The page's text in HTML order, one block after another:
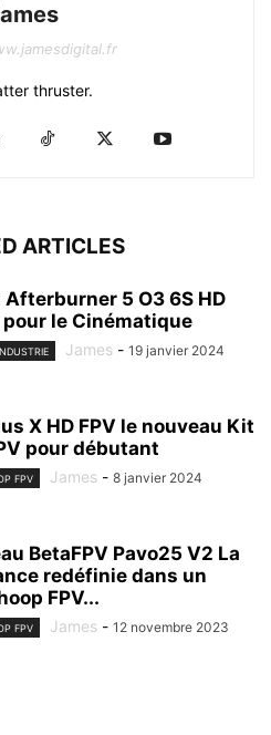
thruster.
ARTICLES
5 O3 6S HD
le Cinématique
James - 19 janvier 2024
X HD FPV le nouveau Kit
pour débutant
FPV James - 8 janvier 2024
BetaFPV Pavo25 V2 La
redéfinie dans un
FPV...
FPV James - 12 novembre 2023